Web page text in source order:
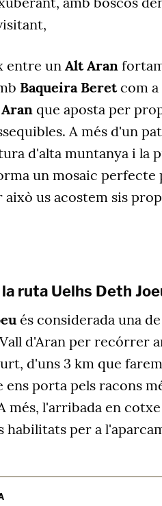
entre un Alt Aran
Baqueira Beretcom
que aposta per
A més d'un
d'alta muntanya i la
un mosaic perfecte
això us acostem sis
ruta Uelhs Deth
és considerada una
d'Aran per recórrer
d'uns 3 km que
porta pels racons
més, l'arribada en
habilitats per a